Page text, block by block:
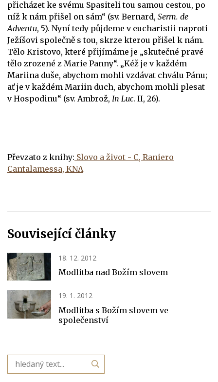
přicházet ke svému Spasiteli tou samou cestou, po
níž k nám přišel on sám“ (sv. Bernard, Serm. de
Adventu, 5). Nyní tedy půjdeme v eucharistii naproti
Ježíšovi společně s tou, skrze kterou přišel k nám.
Tělo Kristovo, které přijímáme je „skutečné pravé
tělo zrozené z Marie Panny“. „Kéž je v každém
Mariina duše, abychom mohli vzdávat chválu Pánu;
ať je v každém Mariin duch, abychom mohli plesat
v Hospodinu“ (sv. Ambrož, In Luc. II, 26).
Převzato z knihy: Slovo a život - C, Raniero
Cantalamessa, KNA
Související články
18. 12. 2012
Modlitba nad Božím slovem
19. 1. 2012
Modlitba s Božím slovem ve
společenství